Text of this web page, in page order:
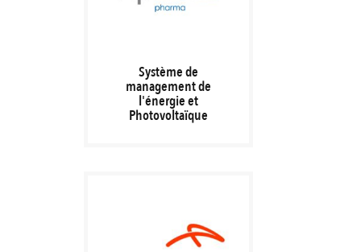
Système de
management de
l'énergie et
Photovoltaïque